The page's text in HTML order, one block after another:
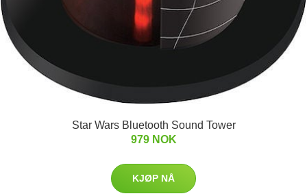
Star Wars Bluetooth Sound Tower
979 NOK
KJØP NÅ